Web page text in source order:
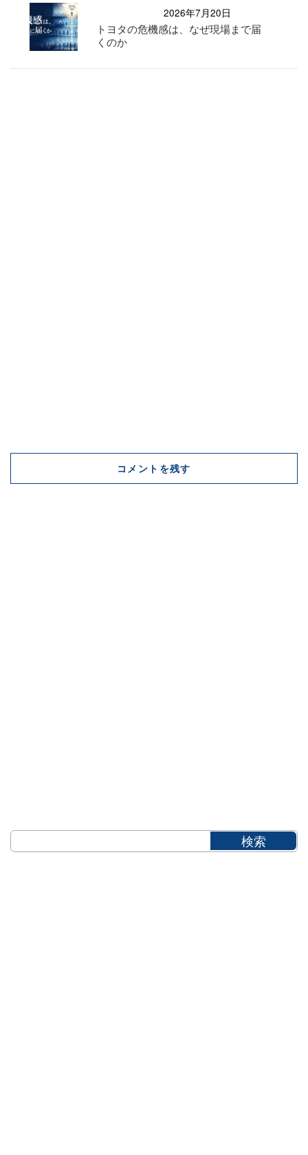
2026年7月20日
トヨタの危機感は、なぜ現場まで届
くのか
コメントを残す